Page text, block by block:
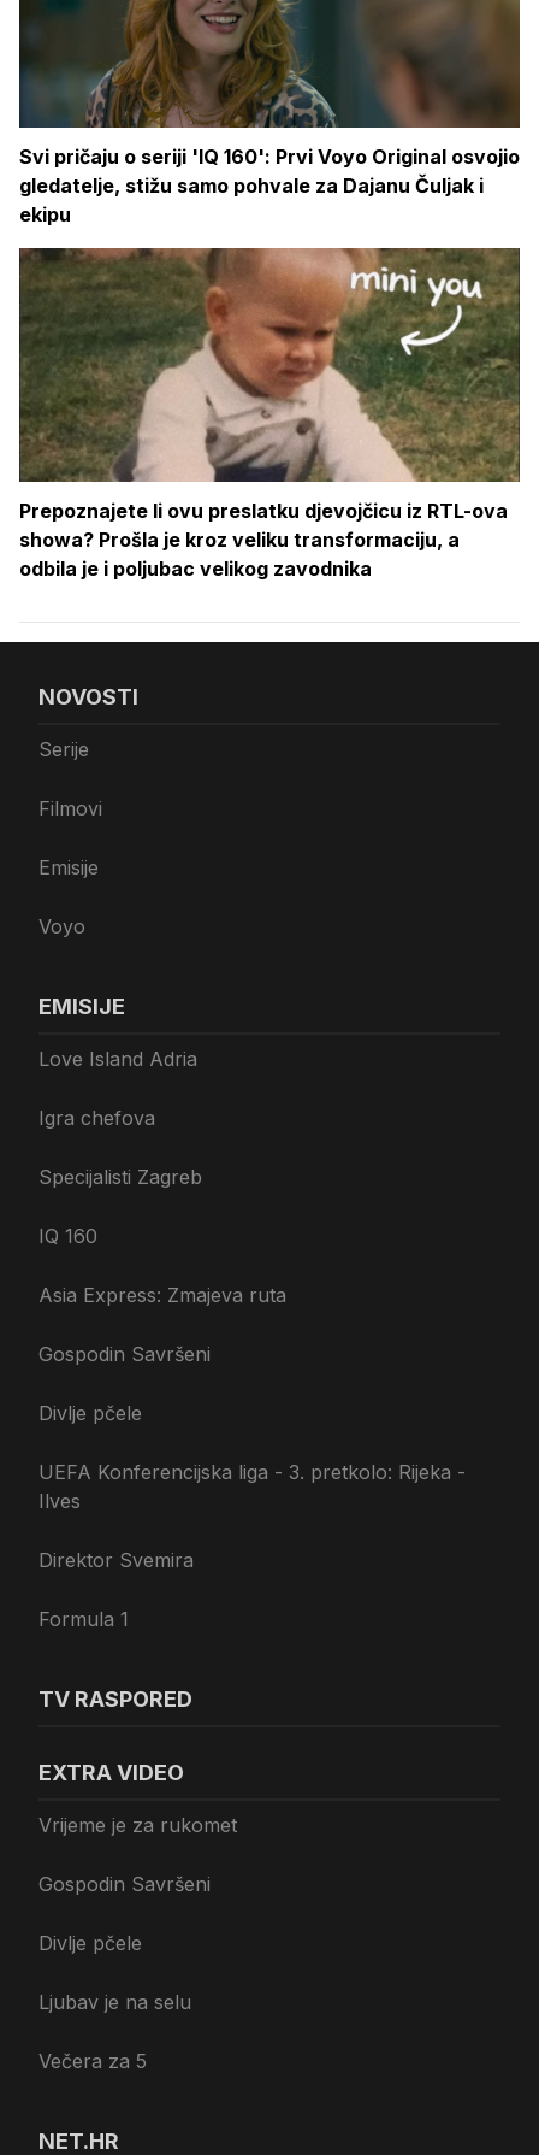
Svi pričaju o seriji 'IQ 160': Prvi Voyo Original osvojio
gledatelje, stižu samo pohvale za Dajanu Čuljak i
ekipu
Prepoznajete li ovu preslatku djevojčicu iz RTL-ova
showa? Prošla je kroz veliku transformaciju, a
odbila je i poljubac velikog zavodnika
NOVOSTI
Serije
Filmovi
Emisije
Voyo
EMISIJE
Love Island Adria
Igra chefova
Specijalisti Zagreb
IQ 160
Asia Express: Zmajeva ruta
Gospodin Savršeni
Divlje pčele
UEFA Konferencijska liga - 3. pretkolo: Rijeka -
Ilves
Direktor Svemira
Formula 1
TV RASPORED
EXTRA VIDEO
Vrijeme je za rukomet
Gospodin Savršeni
Divlje pčele
Ljubav je na selu
Večera za 5
NET.HR